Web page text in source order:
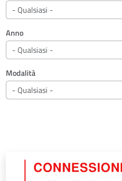
Anno
Modalità
Risultati